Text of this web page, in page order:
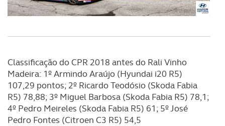
Classificação do CPR 2018 antes do Rali Vinho
Madeira: 1º Armindo Araújo (Hyundai i20 R5)
107,29 pontos; 2º Ricardo Teodósio (Skoda Fabia
R5) 78,88; 3º Miguel Barbosa (Skoda Fabia R5) 78,1;
4º Pedro Meireles (Skoda Fabia R5) 61; 5º José
Pedro Fontes (Citroen C3 R5) 54,5